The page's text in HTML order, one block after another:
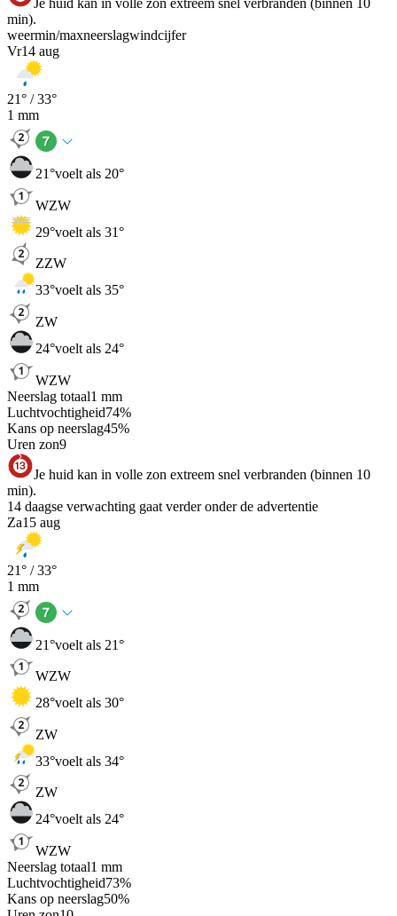
Je huid kan in volle zon extreem snel verbranden (binnen 10
min).
weermin/maxneerslagwindcijfer
Vr14 aug
21° /33°
1 mm
21°voelt als 20°
WZW
29°voelt als 31°
ZZW
33°voelt als 35°
ZW
24°voelt als 24°
WZW
Neerslag totaal1 mm
Luchtvochtigheid74%
Kans op neerslag45%
Uren zon9
Je huid kan in volle zon extreem snel verbranden (binnen 10
min).
14 daagse verwachting gaat verder onder de advertentie
Za15 aug
21° /33°
1 mm
21°voelt als 21°
WZW
28°voelt als 30°
ZW
33°voelt als 34°
ZW
24°voelt als 24°
WZW
Neerslag totaal1 mm
Luchtvochtigheid73%
Kans op neerslag50%